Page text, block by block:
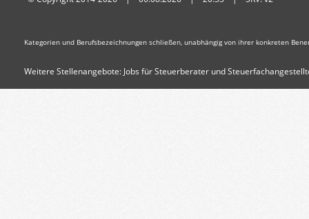
Kategorien und Berufsbezeichnungen schließen, unabhängig von ihrer konkreten
Weitere Stellenangebote: Jobs für Steuerberater und